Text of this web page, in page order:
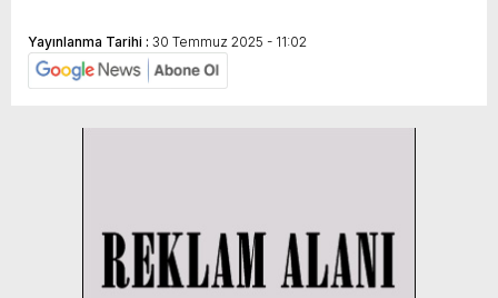
Yayınlanma Tarihi : 30 Temmuz 2025 - 11:02